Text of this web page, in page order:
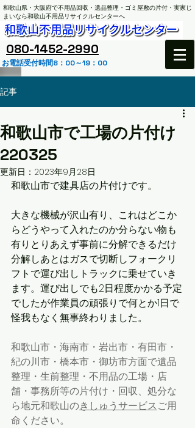
和歌山県・大阪府で不用品回収・遺品整理・ゴミ屋敷の片付・実家じ
まいなら和歌山不用品リサイクルセンターへ
​080-1452-2990
お電話受付時間8：00～19：00
記事
和歌山市で工場の片付け
220325
更新日： 2023年9月28日
和歌山市で建具店の片付けです。
大きな機械が沢山有り、これはどこか
らどうやって入れたのか分らない物も
有りとりあえず事前に分解できるだけ
分解しあとはガスで切断しフォークリ
フトで運び出しトラックに乗せていき
ます。運び出しでも2日程度かかる予定
でしたが作業員の頑張りで何とか1日で
怪我もなく無事終わりました。
和歌山市・海南市・岩出市・有田市・
紀の川市・橋本市・御坊市方面で遺品
整理・生前整理・不用品の工場・店
舗・事務所等の片付け・回収、処分な
ら地元和歌山のきしゅうサービスご用
命ください。